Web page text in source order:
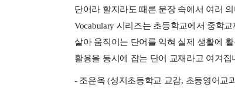
단어라 할지라도 때론 문장 속에서 여러
Vocabulary 시리즈는 초등학교에서 중학
살아 움직이는 단어를 익혀 실제 생활에
활용을 동시에 잡는 단어 교재라고 여겨집
- 조은옥 (성지초등학교 교감, 초등영어교